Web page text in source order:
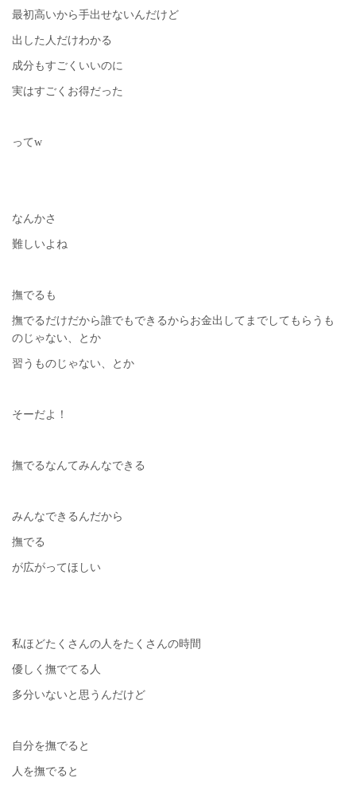
最初高いから手出せないんだけど
出した人だけわかる
成分もすごくいいのに
実はすごくお得だった
ってw
なんかさ
難しいよね
撫でるも
撫でるだけだから誰でもできるからお金出してまでしてもらうも
のじゃない、とか
習うものじゃない、とか
そーだよ！
撫でるなんてみんなできる
みんなできるんだから
撫でる
が広がってほしい
私ほどたくさんの人をたくさんの時間
優しく撫でてる人
多分いないと思うんだけど
自分を撫でると
人を撫でると